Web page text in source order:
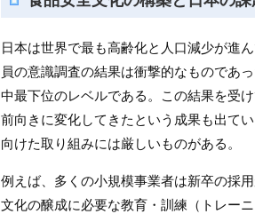
日本は世界で最も高齢化と人口減少が進
員の意識調査の結果は衝撃的なものであ
中最下位のレベルである。この結果を受
前向きに変化してきたという成果も出て
向けた取り組みには厳しいものがある。
例えば、多くの小規模事業者は新卒の採
文化の醸成に必要な教育・訓練（トレー